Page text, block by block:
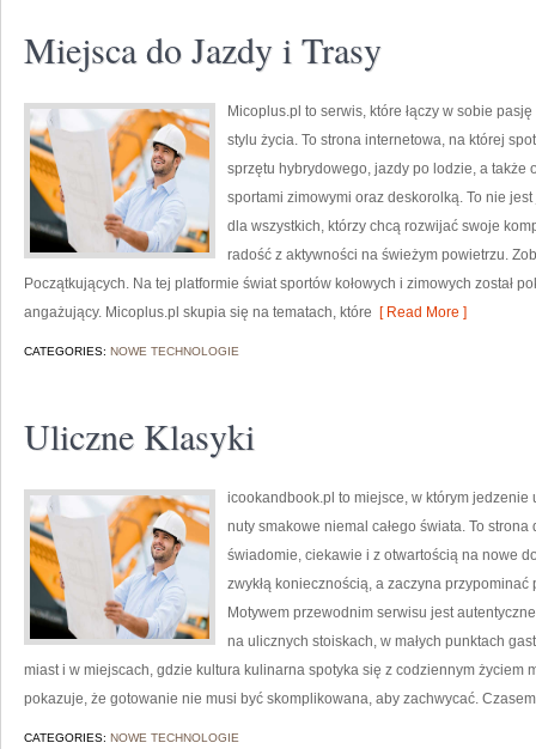
Miejsca do Jazdy i Trasy
Micoplus.pl to serwis, które łączy w sobie
stylu życia. To strona internetowa, na której
sprzętu hybrydowego, jazdy po lodzie, a
sportami zimowymi oraz deskorolką. To nie
dla wszystkich, którzy chcą rozwijać swoje
radość z aktywności na świeżym powietrzu.
Początkujących. Na tej platformie świat sportów kołowych i zimowych został
angażujący. Micoplus.pl skupia się na tematach, które [ Read More ]
CATEGORIES: NOWE TECHNOLOGIE
Uliczne Klasyki
icookandbook.pl to miejsce, w którym
nuty smakowe niemal całego świata. To
świadomie, ciekawie i z otwartością na nowe
zwykłą koniecznością, a zaczyna
Motywem przewodnim serwisu jest
na ulicznych stoiskach, w małych punktach
miast i w miejscach, gdzie kultura kulinarna spotyka się z codziennym życiem
pokazuje, że gotowanie nie musi być skomplikowana, aby zachwycać.
CATEGORIES: NOWE TECHNOLOGIE